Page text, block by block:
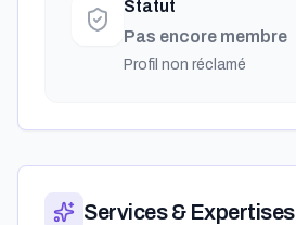
Statut
Pas encore membre
Profil non réclamé
Services & Expertises